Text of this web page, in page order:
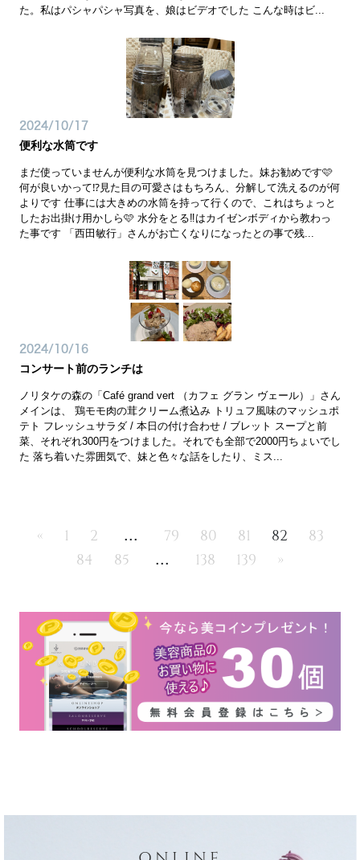
た。私はパシャパシャ写真を、娘はビデオでした こんな時はビ...
2024/10/17
便利な水筒です
まだ使っていませんが便利な水筒を見つけました。妹お勧めです🩷
何が良いかって⁉️見た目の可愛さはもちろん、分解して洗えるのが何
よりです 仕事には大きめの水筒を持って行くので、これはちょっと
したお出掛け用かしら🩷 水分をとる‼️はカイゼンボディから教わっ
た事です 「西田敏行」さんがお亡くなりになったとの事で残...
2024/10/16
コンサート前のランチは
ノリタケの森の「Café grand vert （カフェ グラン ヴェール）」さん
メインは、 鶏モモ肉の茸クリーム煮込み トリュフ風味のマッシュポ
テト フレッシュサラダ / 本日の付け合わせ / ブレット スープと前
菜、それぞれ300円をつけました。それでも全部で2000円ちょいでし
た 落ち着いた雰囲気で、妹と色々な話をしたり、ミス...
« 1 2 ... 79 80 81 82
83
84
85 ... 138 139 »